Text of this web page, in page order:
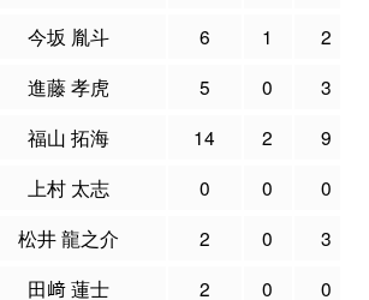
今坂 胤斗 6 1
2
進藤 孝虎 5 0
3
福山 拓海 14 2
9
上村 太志 0 0
0
松井 龍之介 2 0
3
田﨑 蓮士 2 0 0